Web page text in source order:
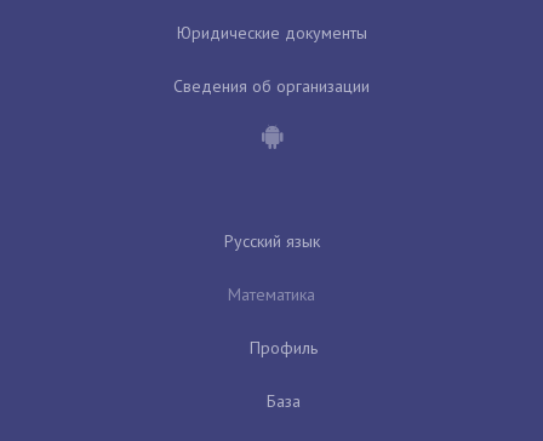
Юридические документы
Сведения об организации
Русский язык
Математика
Профиль
База